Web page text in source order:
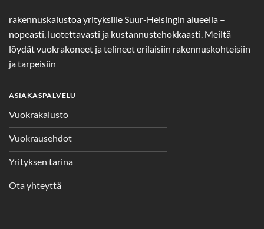
rakennuskalustoa yrityksille Suur-Helsingin alueella –
nopeasti, luotettavasti ja kustannustehokkaasti. Meiltä
löydät vuokrakoneet ja telineet erilaisiin rakennuskohteisiin
ja tarpeisiin
ASIAKASPALVELU
Vuokrakalusto
Vuokrausehdot
Yrityksen tarina
Ota yhteyttä